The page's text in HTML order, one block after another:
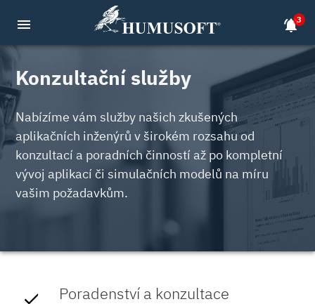
menu notifications_active3
Konzultační služby
Nabízíme vám služby našich zkušených
aplikačních inženýrů v širokém rozsahu od
konzultací a poradních činností až po kompletní
vývoj aplikací či simulačních modelů na míru
vašim požadavkům.
Poradenství a konzultace